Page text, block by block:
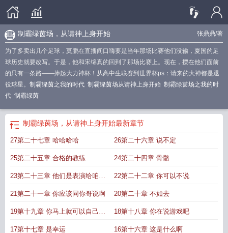
张鼎鼎/著
制霸绿茵场，从请神上身开始
为了多卖出几个足球，莫鹏在直播间口嗨要是当年那场比赛他们没输，夏国的足
球历史就要改写。于是，他和宋绵真的回到了那场比赛上。现在，摆在他们面前
的只有一条路——捧起大力神杯！从高中生联赛到世界杯ps：请来的大神都是退
役球星。 制霸绿茵之我的时代 制霸绿茵场从请神上身开始 制霸绿茵场之我的时
代 制霸绿茵
制霸绿茵场，从请神上身开始最新章节
27第二十七章 哈哈哈哈 26第二十六章 说不定
25第二十五章 合格的教练 24第二十四章 骨骼
23第二十三章 他们是表演给咱们
看的
22第二十二章 你可以不说
21第二十一章 你应该同你哥说啊 20第二十章 不如去
19第十九章 你马上就可以自己看
到了
18第十八章 你在说游戏吧
17第十七章 是幸运 16第十六章 这是什么啊